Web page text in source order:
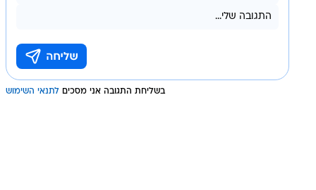
בשליחת התגובה אני מסכים לתנאי השימוש